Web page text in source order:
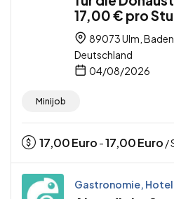
17,00 € pro
89073 Ulm,
Deutschland
04/08/2026
Minijob
17,00Euro -17,00Euro /
Gastronomie,